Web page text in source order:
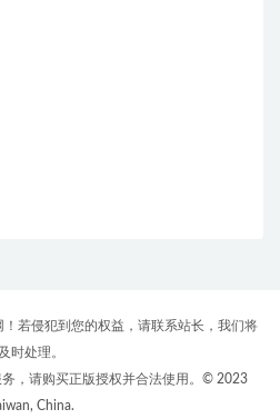
若侵犯到您的权益，请联系站长，我们将
及时处理。
，请购买正版授权并合法使用。© 2023
China.